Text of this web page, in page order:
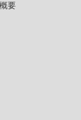
要